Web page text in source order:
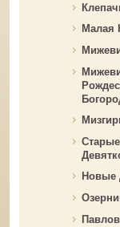
Малая
Старые
Новые